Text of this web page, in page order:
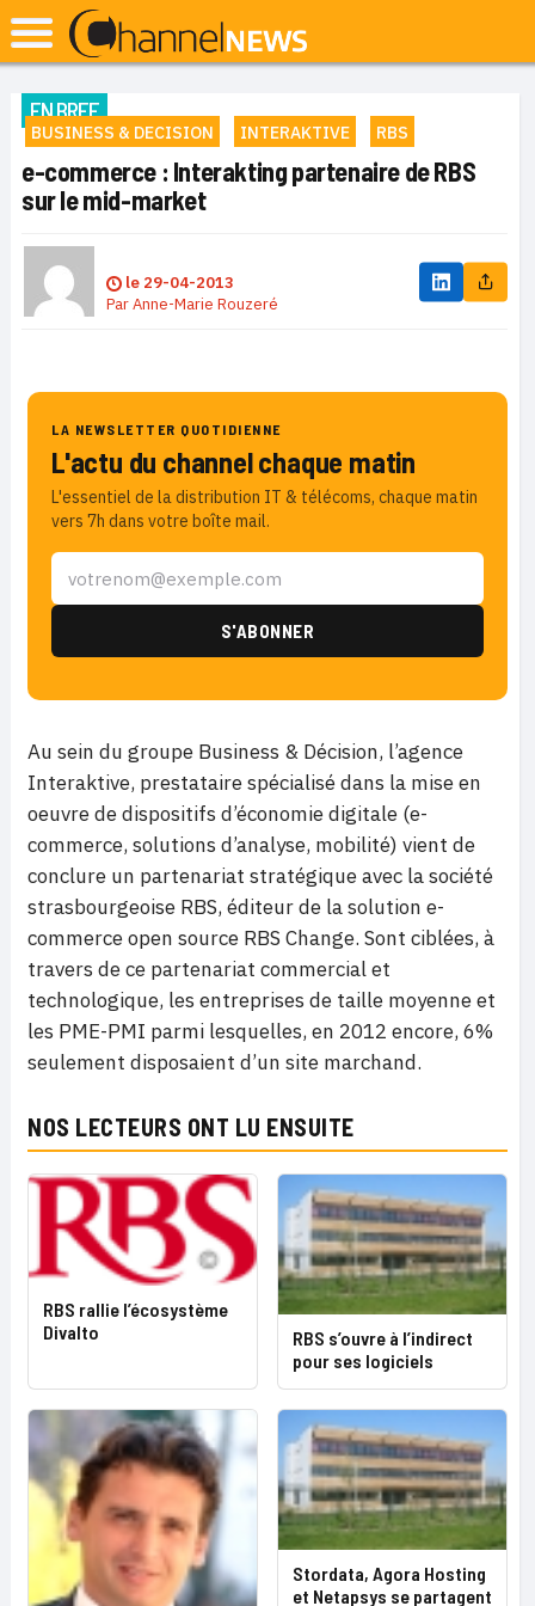
EN BREF
BUSINESS & DECISION INTERAKTIVE RBS
e-commerce : Interakting partenaire de RBS
sur le mid-market
le 29-04-2013
ParAnne-Marie Rouzeré
LA NEWSLETTER QUOTIDIENNE
L'actu du channel chaque matin
L'essentiel de la distribution IT & télécoms, chaque matin
vers 7h dans votre boîte mail.
Au sein du groupe Business & Décision, l’agence
Interaktive, prestataire spécialisé dans la mise en
oeuvre de dispositifs d’économie digitale (e-
commerce, solutions d’analyse, mobilité) vient de
conclure un partenariat stratégique avec la société
strasbourgeoise RBS, éditeur de la solution e-
commerce open source RBS Change. Sont ciblées, à
travers de ce partenariat commercial et
technologique, les entreprises de taille moyenne et
les PME-PMI parmi lesquelles, en 2012 encore, 6%
seulement disposaient d’un site marchand.
NOS LECTEURS ONT LU ENSUITE
RBS rallie l’écosystème
Divalto
RBS s’ouvre à l’indirect
pour ses logiciels
Stordata, Agora Hosting
et Netapsys se partagent